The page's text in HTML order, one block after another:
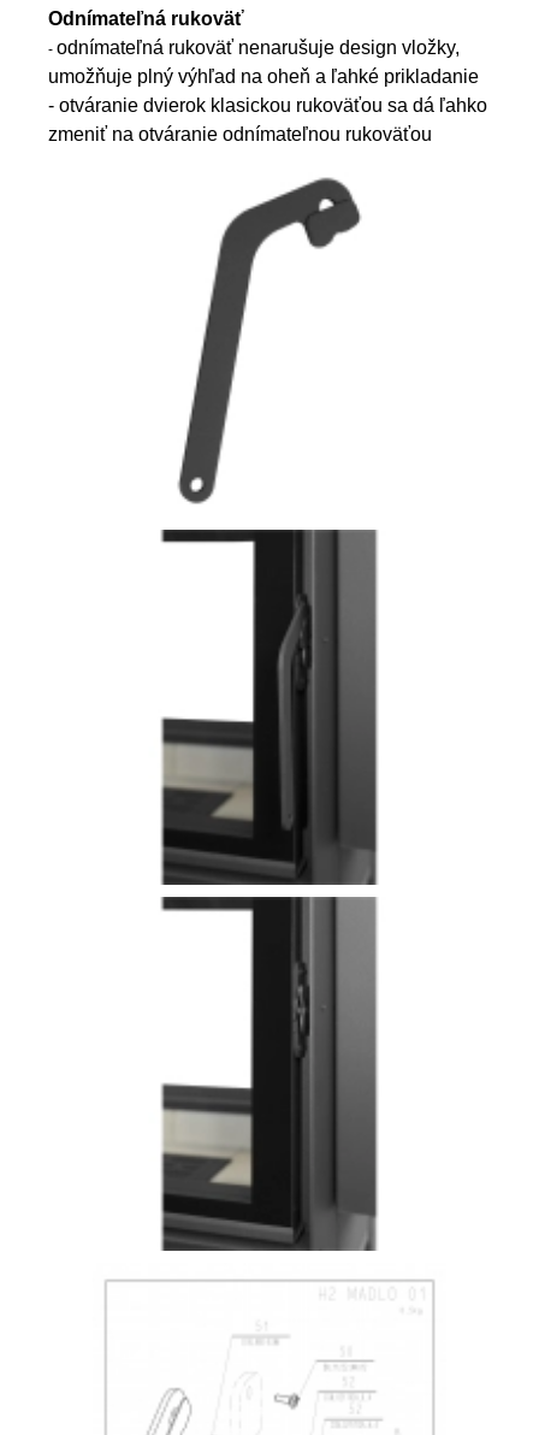
Odnímateľná rukoväť
- odnímateľná rukovӓť nenarušuje design vložky,
umožňuje plný výhľad na oheň a ľahké prikladanie
- otváranie dvierok klasickou rukovӓťou sa dá ľahko
zmeniť na otváranie odnímateľnou rukovӓťou